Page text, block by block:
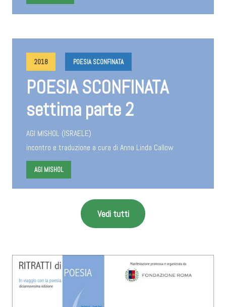
2018 POESIA SCONFINATA
POESIA SCONFINATA
settima parte 2
AGI MISHOL (ISRAELE)
incontro e traduzione a cura di Anna Linda Callow
AGI MISHOL
Vedi tutti